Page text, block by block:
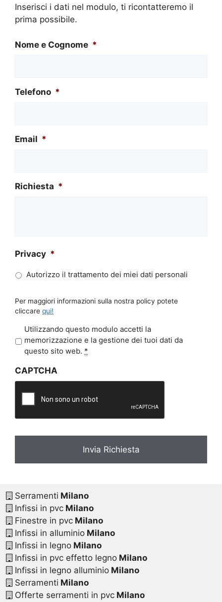
Inserisci i dati nel modulo, ti ricontatteremo il
prima possibile.
Nome e Cognome *
Telefono *
Email *
Richiesta *
Privacy *
Autorizzo il trattamento dei miei dati personali
Per maggiori informazioni sulla nostra policy potete
cliccare qui!
r
a
c
*
Utilizzando questo modulo accetti la
memorizzazione e la gestione dei tuoi dati da
questo sito web. *
CAPTCHA
Serramenti Milano
Infissi in pvcMilano
Finestre in pvcMilano
Infissi in alluminioMilano
Infissi in legnoMilano
Infissi in pvc effetto legnoMilano
Infissi in legno alluminioMilano
Serramenti Milano
Offerte serramenti in pvcMilano